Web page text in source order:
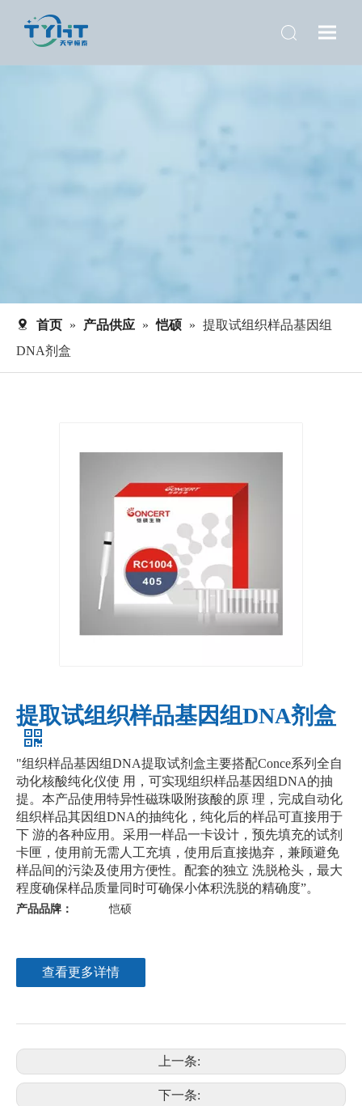
首页 » 产品供应 » 恺硕 » 提取试组织样品基因组
DNA剂盒
提取试组织样品基因组DNA剂盒
"组织样品基因组DNA提取试剂盒主要搭配Conce系列全自
动化核酸纯化仪使 用，可实现组织样品基因组DNA的抽
提。本产品使用特异性磁珠吸附孩酸的原 理，完成自动化
组织样品其因组DNA的抽纯化，纯化后的样品可直接用于
下 游的各种应用。采用一样品一卡设计，预先填充的试剂
卡匣，使用前无需人工充填，使用后直接抛弃，兼顾避免
样品间的污染及使用方便性。配套的独立 洗脱枪头，最大
程度确保样品质量同时可确保小体积洗脱的精确度”。
产品品牌： 恺硕
查看更多详情
上一条:
下一条: